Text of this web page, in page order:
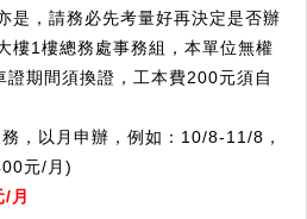
是，請務必先考量好再決定是否辦
樓1樓總務處事務組，本單位無權
期間須換證，工本費200元須自
，以月申辦，例如：10/8-11/8，
元/月)
月